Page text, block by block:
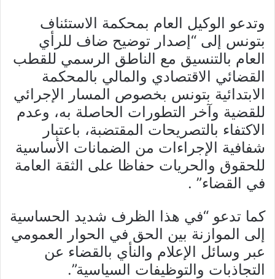
وتدعو الوكيل العام بمحكمة الاستئناف
بتونس إلى “إصدار توضيح ضاف للرأي
العام بالتنسيق مع الناطق الرسمي للقطب
القضائي الاقتصادي والمالي بالمحكمة
الابتدائية بتونس بخصوص المسار الإجرائي
للقضية وآخر التطورات الحاصلة به، وعدم
الاكتفاء بالتصريحات المقتضبة، باعتبار
شفافية الإجراءات من الضمانات الأساسية
للحقوق والحريات حفاظا على الثقة العامة
في القضاء” .
كما تدعو “في هذا الظرف شديد الحساسية
إلى الموازنة بين الحق في الحوار العمومي
عبر وسائل الإعلام والنأي بالقضاء عن
التجاذبات والتوظيفات السياسية”.